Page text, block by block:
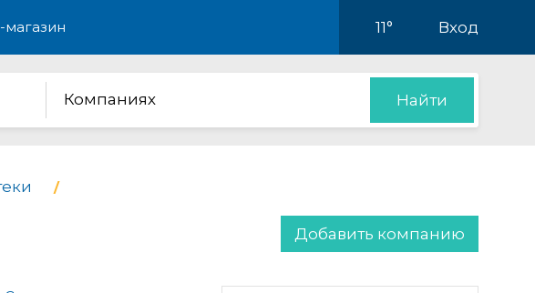
магазин 11° Вход
Компаниях Найти
Добавить компанию